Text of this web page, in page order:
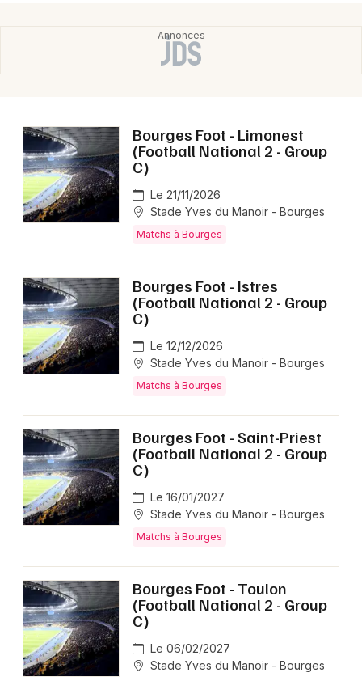
Bourges Foot - Limonest
(Football National 2 - Group
C)
Le 21/11/2026
Stade Yves du Manoir - Bourges
Matchs à Bourges
Bourges Foot - Istres
(Football National 2 - Group
C)
Le 12/12/2026
Stade Yves du Manoir - Bourges
Matchs à Bourges
Bourges Foot - Saint-Priest
(Football National 2 - Group
C)
Le 16/01/2027
Stade Yves du Manoir - Bourges
Matchs à Bourges
Bourges Foot - Toulon
(Football National 2 - Group
C)
Le 06/02/2027
Stade Yves du Manoir - Bourges